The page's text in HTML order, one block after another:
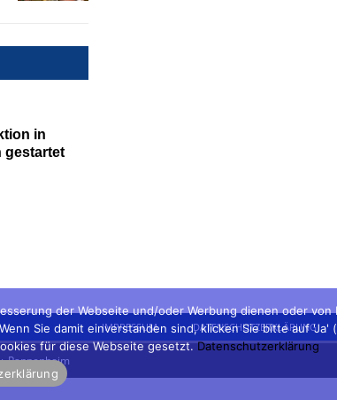
in
gestartet
IMPRESSUM DATENSCHUTZERKLÄRUNG
Pappenheim
der Webseite und/oder Werbung dienen oder
Sie damit einverstanden sind, klicken Sie bitte auf 'Ja'
für diese Webseite gesetzt.Datenschutzerklärung